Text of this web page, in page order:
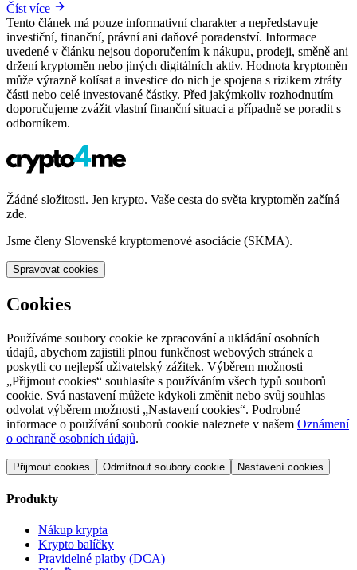
Číst více
Tento článek má pouze informativní charakter a nepředstavuje
investiční, finanční, právní ani daňové poradenství. Informace
uvedené v článku nejsou doporučením k nákupu, prodeji, směně ani
držení kryptoměn nebo jiných digitálních aktiv. Hodnota kryptoměn
může výrazně kolísat a investice do nich je spojena s rizikem ztráty
části nebo celé investované částky. Před jakýmkoliv rozhodnutím
doporučujeme zvážit vlastní finanční situaci a případně se poradit s
odborníkem.
Žádné složitosti. Jen krypto. Vaše cesta do světa kryptoměn začíná
zde.
Jsme členy Slovenské kryptomenové asociácie (SKMA).
Spravovat cookies
Cookies
Používáme soubory cookie ke zpracování a ukládání osobních
údajů, abychom zajistili plnou funkčnost webových stránek a
poskytli co nejlepší uživatelský zážitek. Výběrem možnosti
„Přijmout cookies“ souhlasíte s používáním všech typů souborů
cookie. Svá nastavení můžete kdykoli změnit nebo svůj souhlas
odvolat výběrem možnosti „Nastavení cookies“. Podrobné
informace o používání souborů cookie naleznete v našem Oznámení
o ochraně osobních údajů.
Přijmout cookies Odmítnout soubory cookie Nastavení cookies
Produkty
Nákup krypta
Krypto balíčky
Pravidelné platby (DCA)